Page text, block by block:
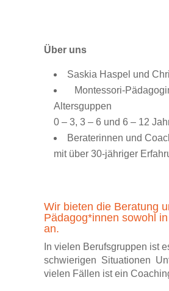
Über uns
Saskia Haspel und
Montessori-
Altersguppen
0 – 3, 3 – 6 und 6 – 12
Beraterinnen und
mit über 30-jähriger
Wir bieten die Beratung
Pädagog*innen sowohl
an.
In vielen Berufsgruppen ist
schwierigen Situationen
vielen Fällen ist ein